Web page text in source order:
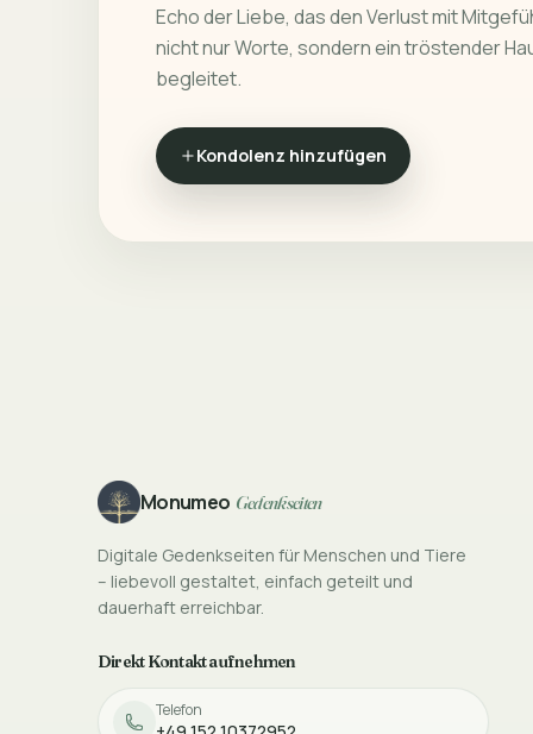
Echo der Liebe, das den Verlust mit
nicht nur Worte, sondern ein tröstender
begleitet.
Kondolenz hinzufügen
FooterMonumeo Gedenkseiten
Digitale Gedenkseiten für Menschen und Tiere
– liebevoll gestaltet, einfach geteilt und
dauerhaft erreichbar.
Direkt Kontakt aufnehmen
Telefon